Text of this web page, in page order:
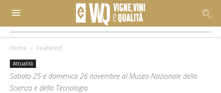
Home Featured
Attualità
Sabato 25 e domenica 26 novembre al Museo Nazionale della
Scienza e della Tecnologia